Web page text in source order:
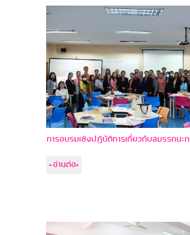
การอบรมเชิงปฏิบัติการเกี่ยวกับสมรรถนะ
+อ่านต่อ+